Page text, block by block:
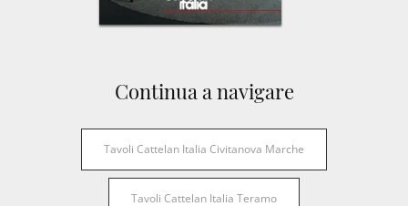
Continua a navigare
Tavoli Cattelan Italia Civitanova Marche
Tavoli Cattelan Italia Teramo